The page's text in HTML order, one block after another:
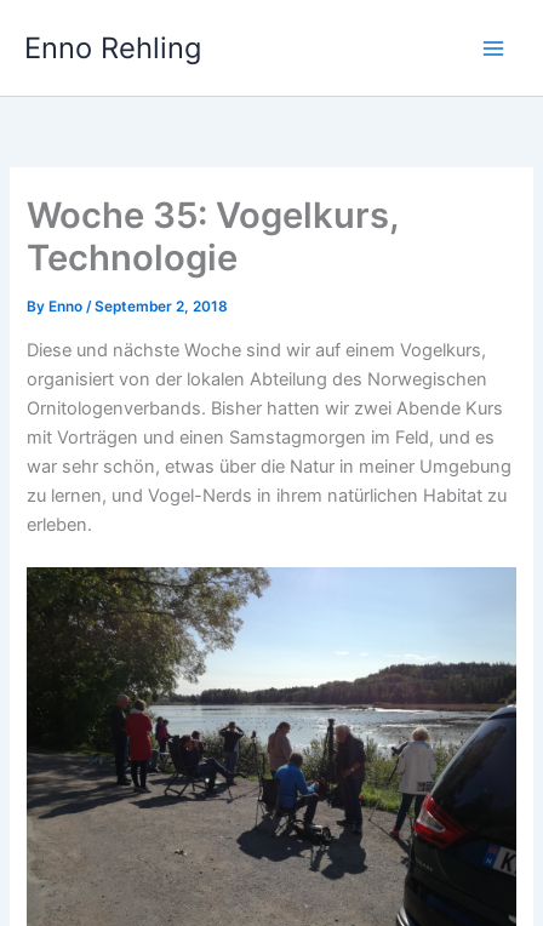
Enno Rehling
Woche 35: Vogelkurs,
Technologie
By Enno/September 2, 2018
Diese und nächste Woche sind wir auf einem Vogelkurs,
organisiert von der lokalen Abteilung des Norwegischen
Ornitologenverbands. Bisher hatten wir zwei Abende Kurs
mit Vorträgen und einen Samstagmorgen im Feld, und es
war sehr schön, etwas über die Natur in meiner Umgebung
zu lernen, und Vogel-Nerds in ihrem natürlichen Habitat zu
erleben.